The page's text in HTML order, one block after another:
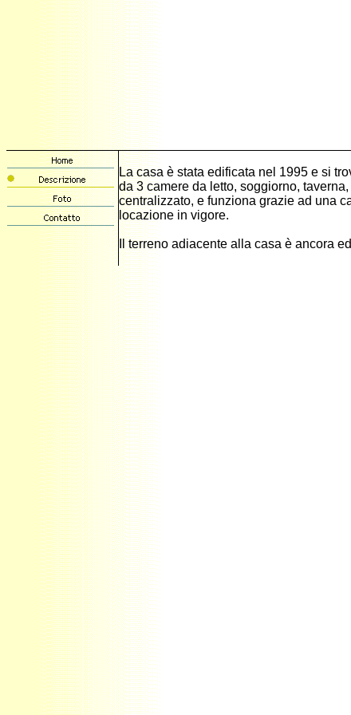
La casa è stata edificata nel 1995 e si
da 3 camere da letto, soggiorno,
centralizzato, e funziona grazie ad una
locazione in vigore.
Il terreno adiacente alla casa è ancora